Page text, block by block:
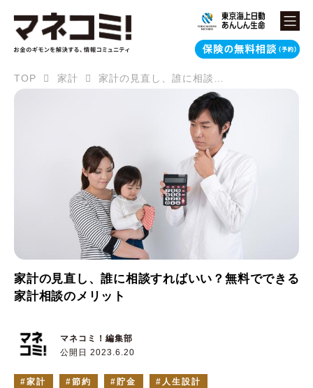
TOP 家計 家計の見直し、誰に相談すればいい？無料でできる家計相談のメリット
家計の見直し、誰に相談すればいい？無料でできる
家計相談のメリット
公開日 2023.6.20
マネコミ！編集部
家計 節約 貯金 人生設計